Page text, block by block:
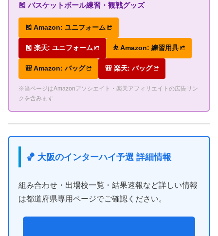
🎽 バスケットボール練習・観戦グッズ
🎽 Amazon: ユニフォーム
🎽 楽天: ユニフォーム ⛹ Amazon: 練習用具
🎒 Amazon: バッグ 🎒 楽天: バッグ
※当ページはAmazonアソシエイト・楽天アフィリエイトの広告リン
クを含みます
🏀 大阪のインターハイ予選 詳細情報
組み合わせ・出場校一覧・結果速報など詳しい情報
は都道府県専用ページでご確認ください。